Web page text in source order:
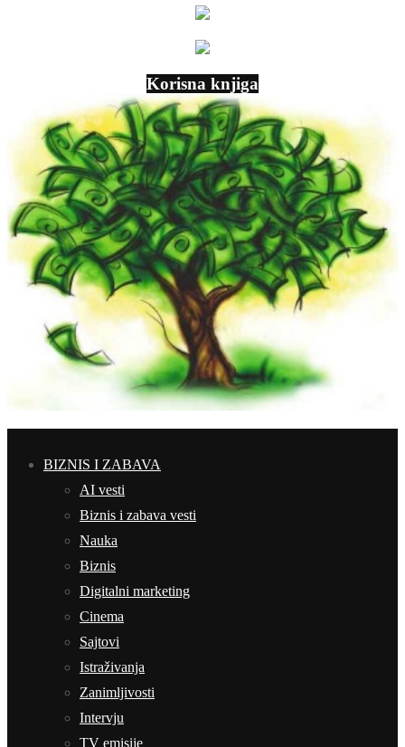
Korisna knjiga
BIZNIS I ZABAVA
AI vesti
Biznis i zabava vesti
Nauka
Biznis
Digitalni marketing
Cinema
Sajtovi
Istraživanja
Zanimljivosti
Intervju
TV emisije